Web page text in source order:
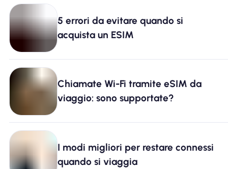
5 errori da evitare quando si
acquista un ESIM
Chiamate Wi-Fi tramite eSIM da
viaggio: sono supportate?
I modi migliori per restare connessi
quando si viaggia